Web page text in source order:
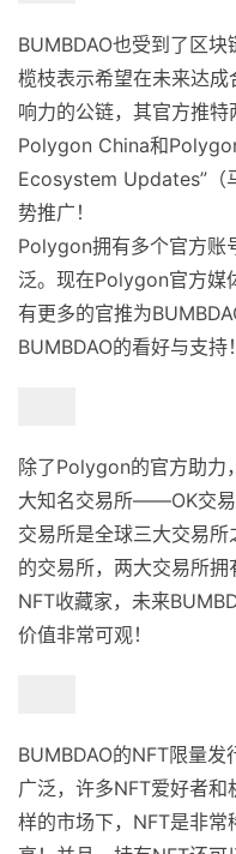
BUMBDAO也受到了区
榄枝表示希望在未来达
响力的公链，其官方推特
Polygon China和
Ecosystem Updates”（
势推广！
Polygon拥有多个官方账
泛。现在Polygon官方媒
有更多的官推为
BUMBDAO的看好与支持！
除了Polygon的官方助力
大知名交易所——OK交易
交易所是全球三大交易
的交易所，两大交易所
NFT收藏家，未来
价值非常可观！
BUMBDAO的NFT限量
广泛，许多NFT爱好者
样的市场下，NFT是非